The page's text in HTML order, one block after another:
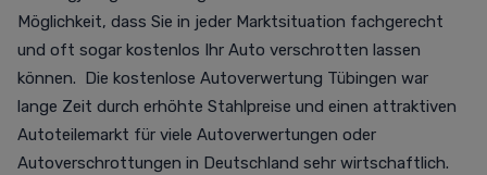
Möglichkeit, dass Sie in jeder Marktsituation fachgerecht
und oft sogar kostenlos Ihr Auto verschrotten lassen
können. Die kostenlose Autoverwertung Tübingen war
lange Zeit durch erhöhte Stahlpreise und einen attraktiven
Autoteilemarkt für viele Autoverwertungen oder
Autoverschrottungen in Deutschland sehr wirtschaftlich.